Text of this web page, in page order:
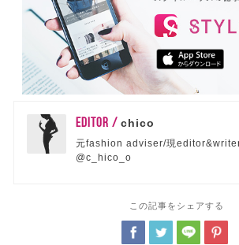
EDITOR /chico
元fashion adviser/現
@c_hico_o
この記事をシェアする